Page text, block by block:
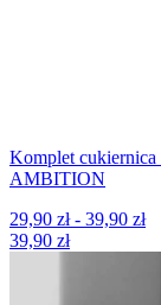
Komplet cukiernica
AMBITION
29,90 zł - 39,90 zł
39,90 zł